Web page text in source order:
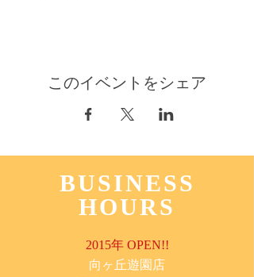
このイベントをシェア
BUSINESS
HOURS
2015年 OPEN!!
​向ヶ丘遊園店